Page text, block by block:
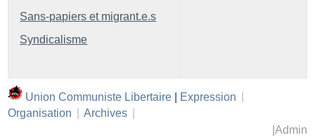
Sans-papiers et migrant.e.s
Syndicalisme
Union Communiste Libertaire | Expression
Organisation
Archives
Admin